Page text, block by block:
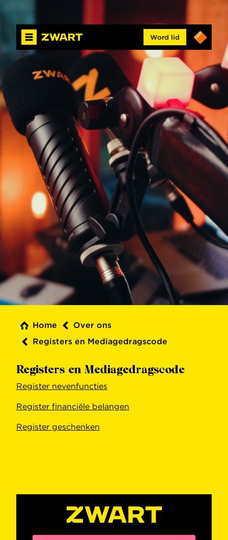
Word lid
Home
Over ons
Registers en Mediagedragscode
Registers en Mediagedragscode
Register nevenfuncties
Register financiële belangen
Register geschenken